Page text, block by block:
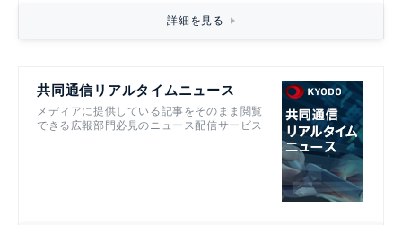
詳細を見る
共同通信リアルタイムニュース
メディアに提供している記事をそのまま閲覧
できる広報部門必見のニュース配信サービス